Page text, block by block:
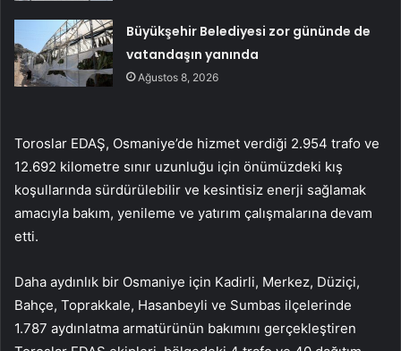
Büyükşehir Belediyesi zor gününde de
vatandaşın yanında
Ağustos 8, 2026
Toroslar EDAŞ, Osmaniye’de hizmet verdiği 2.954 trafo ve
12.692 kilometre sınır uzunluğu için önümüzdeki kış
koşullarında sürdürülebilir ve kesintisiz enerji sağlamak
amacıyla bakım, yenileme ve yatırım çalışmalarına devam
etti.
Daha aydınlık bir Osmaniye için Kadirli, Merkez, Düziçi,
Bahçe, Toprakkale, Hasanbeyli ve Sumbas ilçelerinde
1.787 aydınlatma armatürünün bakımını gerçekleştiren